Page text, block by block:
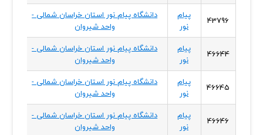
43796
پیام
نور
دانشگاه پیام نور استان خراسان شمالی -
واحد شیروان
46644
پیام
نور
دانشگاه پیام نور استان خراسان شمالی -
واحد شیروان
46645
پیام
نور
دانشگاه پیام نور استان خراسان شمالی -
واحد شیروان
46646
پیام
نور
دانشگاه پیام نور استان خراسان شمالی -
واحد شیروان